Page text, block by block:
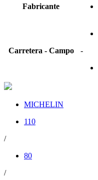
Fabricante
Carretera - Campo
-
MICHELIN
110
/
80
/